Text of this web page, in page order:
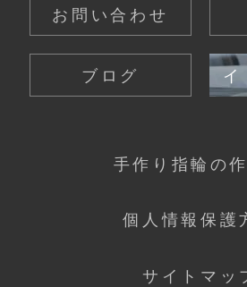
お問い合わせ
ブログ
手作り指輪の
個人情報保護
サイトマッ